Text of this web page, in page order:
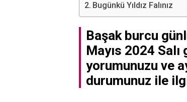
Bugünkü Yıldız Falınız
Başak burcu
Mayıs 2024
yorumunuzu ve
durumunuz ile